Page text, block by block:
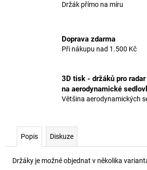
Držák přímo na míru
Doprava zdarma
Při nákupu nad 1.500 Kč
3D tisk - držáků pro
na aerodynamické
Většina aerodynamických
Popis Diskuze
Držáky je možné objednat v několika